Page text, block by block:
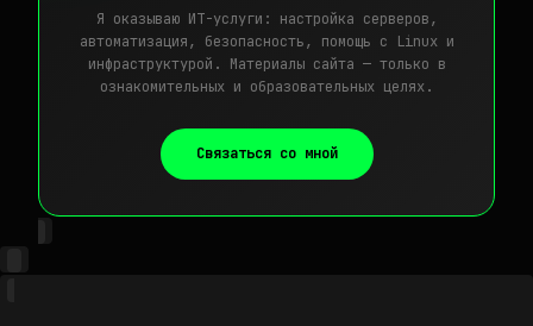
Я оказываю ИТ-услуги: настройка серверов,
автоматизация, безопасность, помощь с Linux и
инфраструктурой. Материалы сайта — только в
ознакомительных и образовательных целях.
Связаться со мной